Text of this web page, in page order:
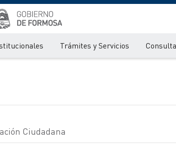
Trámites y Servicios
Ciudadana